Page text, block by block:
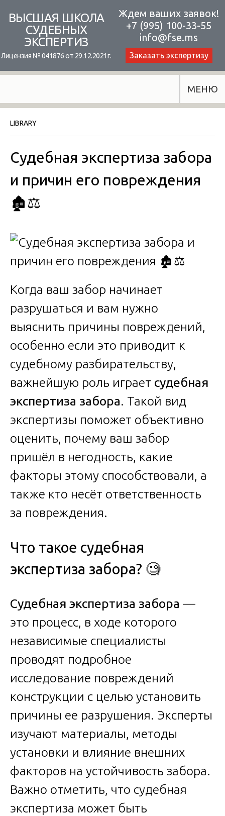
content
ВЫСШАЯ ШКОЛА
СУДЕБНЫХ
ЭКСПЕРТИЗ
Лицензия № 041876 от 29.12.2021г.
Ждем ваших заявок!
+7 (995) 100-33-55
info@fse.ms
Заказать экспертизу
МЕНЮ
LIBRARY
Судебная экспертиза забора
и причин его повреждения
🏚️⚖️
Когда ваш забор начинает
разрушаться и вам нужно
выяснить причины повреждений,
особенно если это приводит к
судебному разбирательству,
важнейшую роль играет судебная
экспертиза забора. Такой вид
экспертизы поможет объективно
оценить, почему ваш забор
пришёл в негодность, какие
факторы этому способствовали, а
также кто несёт ответственность
за повреждения.
Что такое судебная
экспертиза забора? 🧐
Судебная экспертиза забора —
это процесс, в ходе которого
независимые специалисты
проводят подробное
исследование повреждений
конструкции с целью установить
причины ее разрушения. Эксперты
изучают материалы, методы
установки и влияние внешних
факторов на устойчивость забора.
Важно отметить, что судебная
экспертиза может быть